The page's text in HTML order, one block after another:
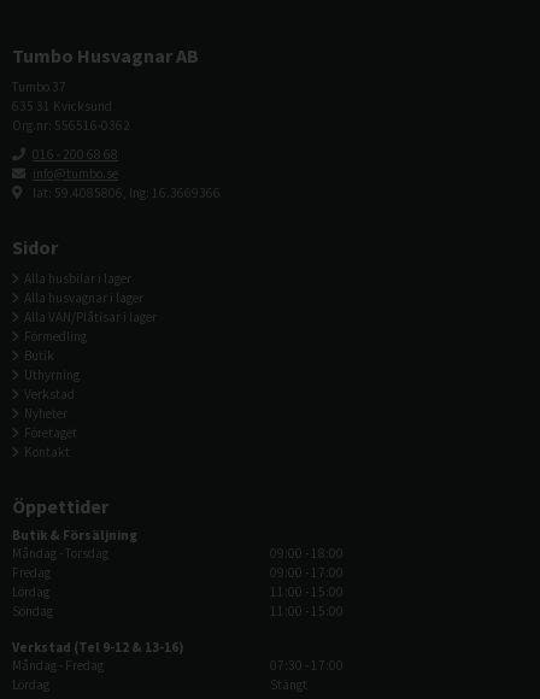
Tumbo Husvagnar AB
Tumbo 37
635 31 Kvicksund
Org.nr: 556516-0362
016 - 200 68 68
info@tumbo.se
lat: 59.4085806, lng: 16.3669366
Sidor
Alla husbilar i lager
Alla husvagnar i lager
Alla VAN/Plåtisar i lager
Förmedling
Butik
Uthyrning
Verkstad
Nyheter
Företaget
Kontakt
Öppettider
Butik & Försäljning
Måndag - Torsdag
Fredag
Lördag
Söndag
09:00 - 18:00
09:00 - 17:00
11:00 - 15:00
11:00 - 15:00
Verkstad (Tel 9-12 & 13-16)
Måndag - Fredag
Lördag
07:30 - 17:00
Stängt